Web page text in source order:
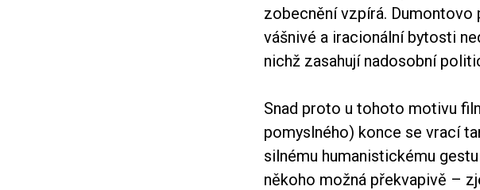
zobecnění vzpírá.
vášnivé a iracionální bytosti
nichž zasahují nadosobní
Snad proto u tohoto motivu
pomyslného) konce se vrací
silnému humanistickému
někoho možná překvapivě –